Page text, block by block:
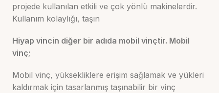
projede kullanılan etkili ve çok yönlü makinelerdir.
Kullanım kolaylığı, taşın
Hiyap vincin diğer bir adıda mobil vinçtir. Mobil
vinç;
Mobil vinç, yüksekliklere erişim sağlamak ve yükleri
kaldırmak için tasarlanmış taşınabilir bir vinç